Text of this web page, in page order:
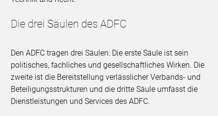
Die drei Säulen des ADFC
Den ADFC tragen drei Säulen: Die erste Säule ist sein
politisches, fachliches und gesellschaftliches Wirken. Die
zweite ist die Bereitstellung verlässlicher Verbands- und
Beteiligungsstrukturen und die dritte Säule umfasst die
Dienstleistungen und Services des ADFC.